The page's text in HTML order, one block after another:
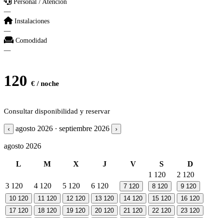
Personal / Atención
—
Instalaciones
—
Comodidad
—
120 € / noche
Consultar disponibilidad y reservar
‹ agosto 2026 · septiembre 2026 ›
agosto 2026
L M X J V S
D
1 120 2 120
3 120 4 120 5 120 6 120 7 120 8 120 9 120
10 120 11 120 12 120 13 120 14 120 15 120 16 120
17 120 18 120 19 120 20 120 21 120 22 120 23 120